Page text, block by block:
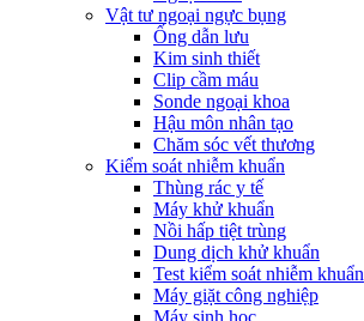
Vật tư ngoại ngực bụng
Ống dẫn lưu
Kim sinh thiết
Clip cầm máu
Sonde ngoại khoa
Hậu môn nhân tạo
Chăm sóc vết thương
Kiểm soát nhiễm khuẩn
Thùng rác y tế
Máy khử khuẩn
Nồi hấp tiệt trùng
Dung dịch khử khuẩn
Test kiểm soát nhiễm khuẩn
Máy giặt công nghiệp
Máy sinh học